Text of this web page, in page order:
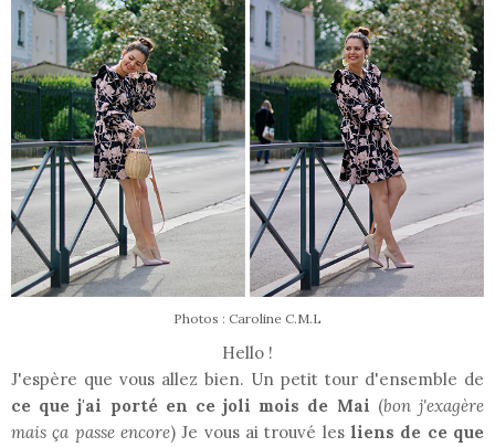
Photos : Caroline C.M.L
Hello !
J'espère que vous allez bien. Un petit tour d'ensemble de
ce que j'ai porté en ce joli mois de Mai (bon j'exagère
mais ça passe encore) Je vous ai trouvé lesliens de ce que